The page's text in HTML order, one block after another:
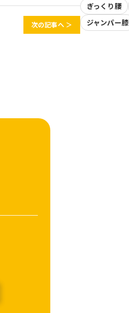
次の記事へ ＞
ぎっくり腰
ジャンパー膝